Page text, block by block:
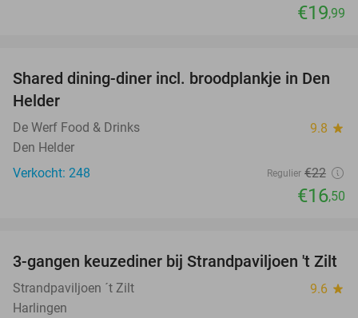
€19,99
25%
Shared dining-diner incl. broodplankje in Den
Helder
De Werf Food & Drinks 9.8 star
Den Helder
Verkocht: 248
Regulier €22
€16,50
52%
3-gangen keuzediner bij Strandpaviljoen 't Zilt
Strandpaviljoen ´t Zilt 9.6 star
Harlingen